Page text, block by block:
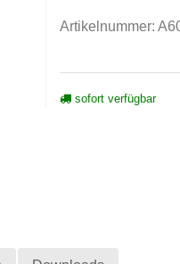
Artikelnummer:
sofort verfügbar